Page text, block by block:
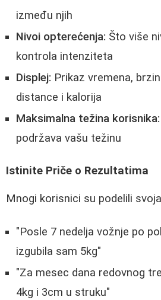
između njih
Nivoi opterećenja: Što više
kontrola intenziteta
Displej: Prikaz vremena,
distance i kalorija
Maksimalna težina korisnika:
podržava vašu težinu
Istinite Priče o Rezultatima
Mnogi korisnici su podelili
"Posle 7 nedelja vožnje po
izgubila sam 5kg"
"Za mesec dana redovnog
4kg i 3cm u struku"